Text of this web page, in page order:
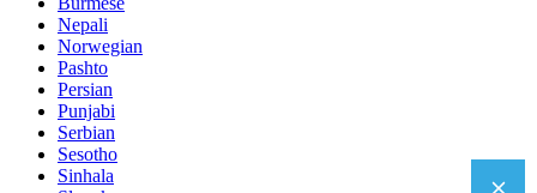
Nepali
Norwegian
Pashto
Persian
Punjabi
Serbian
Sesotho
Sinhala